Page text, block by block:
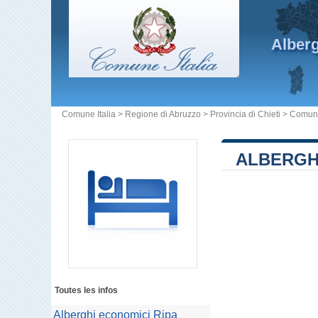
Comune Italia > Regione di Abruzzo > Provincia di Chieti >
Toutes les infos
Alberghi economici Ripa